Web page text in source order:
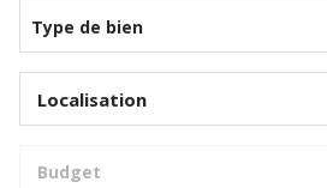
Type de bien
Localisation
Budget